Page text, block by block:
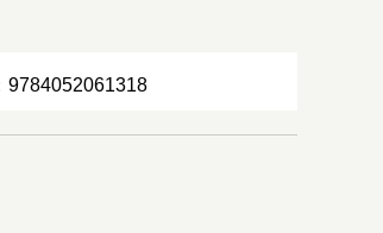
9784052061318